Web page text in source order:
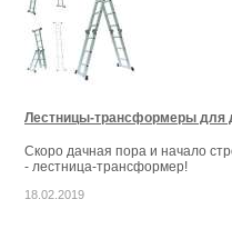
Лестницы-трансформеры для
Скоро дачная пора и начало
- лестница-трансформер!
18.02.2019